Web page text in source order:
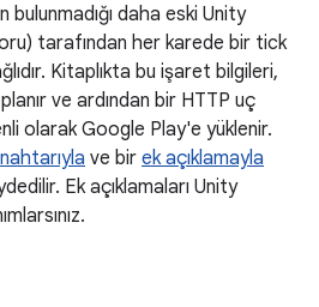
bulunmadığı daha eski Unity
tarafından her karede bir tick
Kitaplıkta bu işaret bilgileri,
ve ardından bir HTTP uç
olarak Google Play'e yüklenir.
ve bir ek açıklamayla
Ek açıklamaları Unity